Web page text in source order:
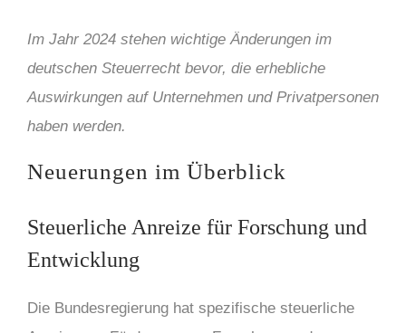
Im Jahr 2024 stehen wichtige Änderungen im
deutschen Steuerrecht bevor, die erhebliche
Auswirkungen auf Unternehmen und Privatpersonen
haben werden.
Neuerungen im Überblick
Steuerliche Anreize für Forschung und
Entwicklung
Die Bundesregierung hat spezifische steuerliche